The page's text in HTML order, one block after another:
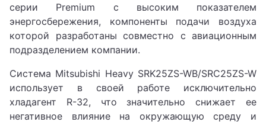
серии Premium с высоким показателем
энергосбережения, компоненты подачи воздуха
которой разработаны совместно с авиационным
подразделением компании.
Система Mitsubishi Heavy SRK25ZS-WB/SRC25ZS-W
использует в своей работе исключительно
хладагент R-32, что значительно снижает ее
негативное влияние на окружающую среду и